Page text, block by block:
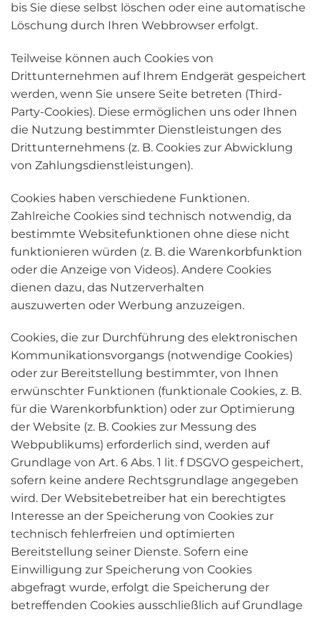
bis Sie diese selbst löschen oder eine automatische
Löschung durch Ihren Webbrowser erfolgt.
Teilweise können auch Cookies von
Drittunternehmen auf Ihrem Endgerät gespeichert
werden, wenn Sie unsere Seite betreten (Third-
Party-Cookies). Diese ermöglichen uns oder Ihnen
die Nutzung bestimmter Dienstleistungen des
Drittunternehmens (z. B. Cookies zur Abwicklung
von Zahlungsdienstleistungen).
Cookies haben verschiedene Funktionen.
Zahlreiche Cookies sind technisch notwendig, da
bestimmte Websitefunktionen ohne diese nicht
funktionieren würden (z. B. die Warenkorbfunktion
oder die Anzeige von Videos). Andere Cookies
dienen dazu, das Nutzerverhalten
auszuwerten oder Werbung anzuzeigen.
Cookies, die zur Durchführung des elektronischen
Kommunikationsvorgangs (notwendige Cookies)
oder zur Bereitstellung bestimmter, von Ihnen
erwünschter Funktionen (funktionale Cookies, z. B.
für die Warenkorbfunktion) oder zur Optimierung
der Website (z. B. Cookies zur Messung des
Webpublikums) erforderlich sind, werden auf
Grundlage von Art. 6 Abs. 1 lit. f DSGVO gespeichert,
sofern keine andere Rechtsgrundlage angegeben
wird. Der Websitebetreiber hat ein berechtigtes
Interesse an der Speicherung von Cookies zur
technisch fehlerfreien und optimierten
Bereitstellung seiner Dienste. Sofern eine
Einwilligung zur Speicherung von Cookies
abgefragt wurde, erfolgt die Speicherung der
betreffenden Cookies ausschließlich auf Grundlage